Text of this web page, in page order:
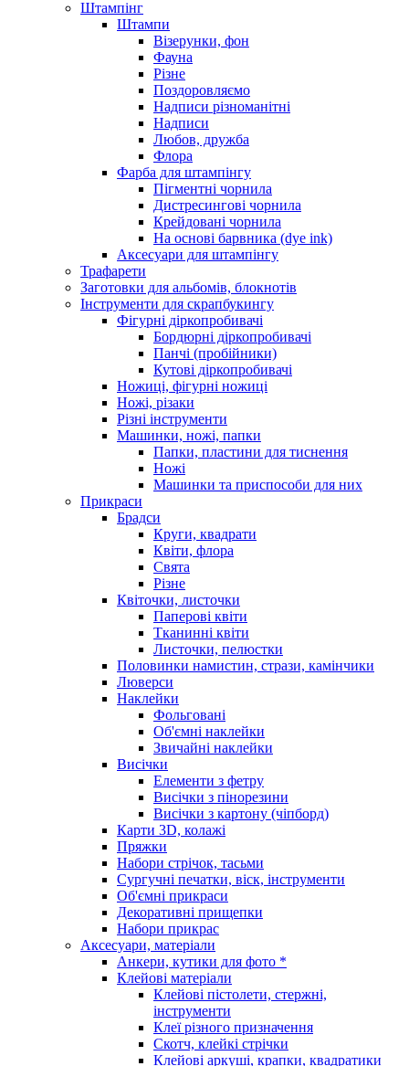
Штампінг
Штампи
Візерунки, фон
Фауна
Різне
Поздоровляємо
Надписи різноманітні
Надписи
Любов, дружба
Флора
Фарба для штампінгу
Пігментні чорнила
Дистресингові чорнила
Крейдовані чорнила
На основі барвника (dye ink)
Аксесуари для штампінгу
Трафарети
Заготовки для альбомів, блокнотів
Інструменти для скрапбукингу
Фігурні діркопробивачі
Бордюрні діркопробивачі
Панчі (пробійники)
Кутові діркопробивачі
Ножиці, фігурні ножиці
Ножі, різаки
Різні інструменти
Машинки, ножі, папки
Папки, пластини для тиснення
Ножі
Машинки та приспособи для них
Прикраси
Брадси
Круги, квадрати
Квіти, флора
Свята
Різне
Квіточки, листочки
Паперові квіти
Тканинні квіти
Листочки, пелюстки
Половинки намистин, стрази, камінчики
Люверси
Наклейки
Фольговані
Об'ємні наклейки
Звичайні наклейки
Висічки
Елементи з фетру
Висічки з пінорезини
Висічки з картону (чіпборд)
Карти 3D, колажі
Пряжки
Набори стрічок, тасьми
Сургучні печатки, віск, інструменти
Об'ємні прикраси
Декоративні прищепки
Набори прикрас
Аксесуари, матеріали
Анкери, кутики для фото *
Клейові матеріали
Клейові пістолети, стержні,
інструменти
Клеї різного призначення
Скотч, клейкі стрічки
Клейові аркуші, крапки, квадратики